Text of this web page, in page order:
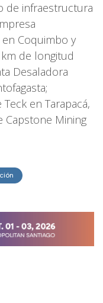
de infraestructura
Coquimbo y
de longitud
Desaladora
en Tarapacá,
Capstone Mining